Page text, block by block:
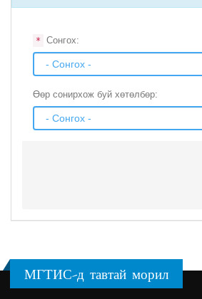
* Сонгох:
Өөр сонирхож буй хөтөлбөр:
МГТИС-д тавтай морил